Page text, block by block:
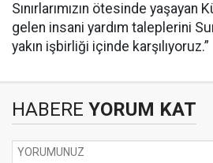
Sınırlarımızın ötesinde
gelen insani yardım taleplerini
yakın işbirliği içinde karşılıyoruz.”
HABERE YORUM KAT